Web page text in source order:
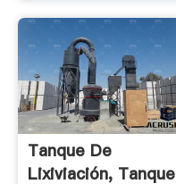
Tanque De
Lixiviación, Tanque